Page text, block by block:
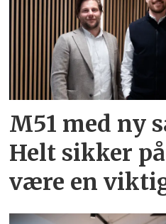
M51 med ny
Helt sikker
være en